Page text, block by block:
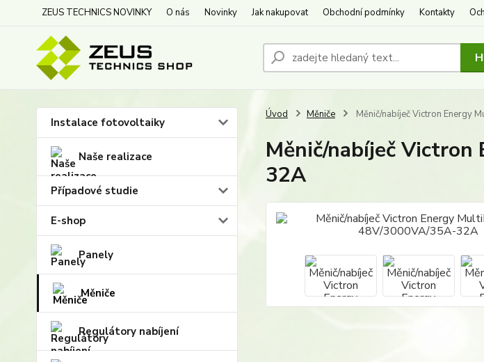
ZEUS TECHNICS NOVINKY O nás Novinky Jak nakupovat Obchodní podmínky Kontakty
Instalace fotovoltaiky
Naše realizace
Případové studie
E-shop
Panely
Měniče
Regulátory nabíjení
Úvod Měniče Měnič/nabíječ Victron Energy
Měnič/nabíječ
32A